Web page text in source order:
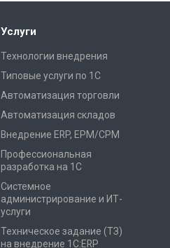
Услуги
Технологии внедрения
Типовые услуги по 1С
Автоматизация торговли
Автоматизация складов
Внедрение ERP, EPM/CPM
Профессиональная
разработка на 1С
Системное
администрирование и ИТ-
услуги
Техническое задание (ТЗ)
на внедрение 1С:ERP